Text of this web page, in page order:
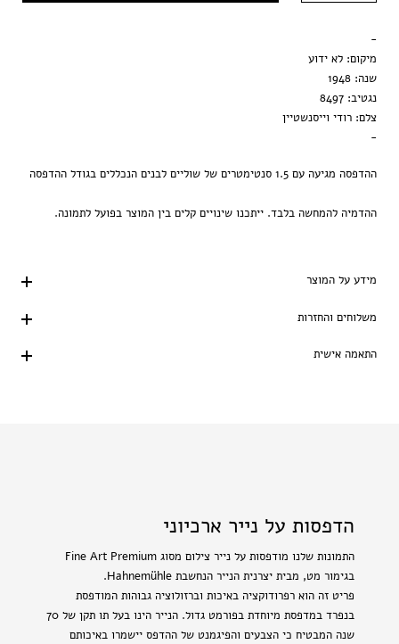
הדפסה בלבד
-
מיקום: לא ידוע
שנה: 1948
נגטיב: 8497
צלם: רודי וייסנשטיין
-
ההדפסה מגיעה עם 1.5 סנטימטרים של שוליים לבנים הנכללים בגודל ההדפסה
ההדמיה להמחשה בלבד. ייתכנו שינויים קלים בין המוצר בפועל לתמונה.
מידע על המוצר
משלוחים והחזרות
התאמה אישית
הדפסות על נייר ארכיוני
התמונות שלנו מודפסות על נייר צילום מסוג Fine Art Premium
בגימור מט, מבית יצרנית הנייר הנחשבת Hahnemühle.
פריט זה הוא רפרודוקציה באיכות וברזולוציה גבוהות המודפסת
בנפרד במדפסת מיוחדת בפורמט גדול. הנייר הינו בעל תו תקן של 70
שנה המבטיח כי הצבעים והפיגמנט של ההדפס יישמרו באיכותם